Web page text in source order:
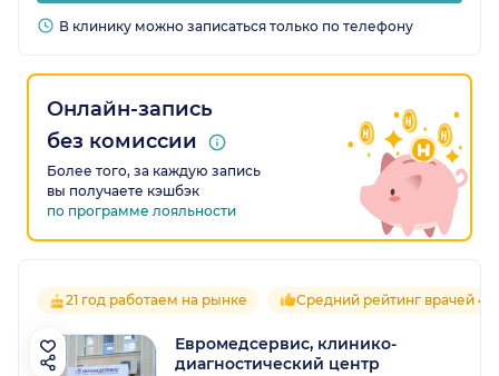
В клинику можно записаться только по телефону
Онлайн-запись
без комиссии
Более того, за каждую запись
вы получаете кэшбэк
по программе лояльности
21 год работаем на рынке Средний рейтинг врачей 4.7
Евромедсервис, клинико-
диагностический центр